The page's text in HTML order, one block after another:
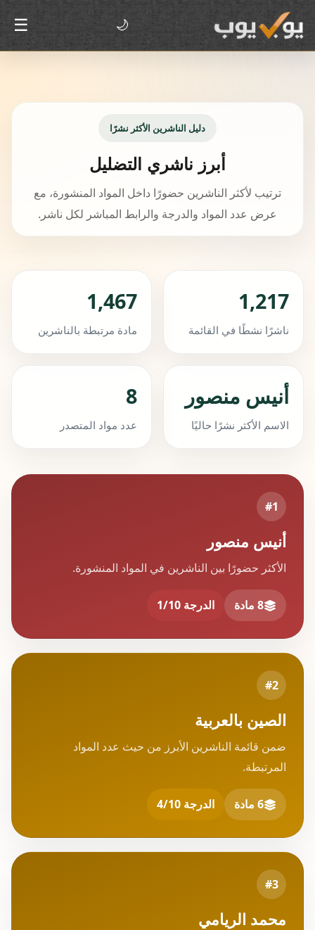
🌙
☰
دليل الناشرين الأكثر نشرًا
أبرز ناشري التضليل
ترتيب لأكثر الناشرين حضورًا داخل المواد المنشورة، مع
عرض عدد المواد والدرجة والرابط المباشر لكل ناشر.
1,217
ناشرًا نشطًا في القائمة
1,467
مادة مرتبطة بالناشرين
أنيس منصور
الاسم الأكثر نشرًا حاليًا
8
عدد مواد المتصدر
#1
أنيس منصور
الأكثر حضورًا بين الناشرين في المواد المنشورة.
8 مادة الدرجة 1/10
#2
الصين بالعربية
ضمن قائمة الناشرين الأبرز من حيث عدد المواد
المرتبطة.
6 مادة الدرجة 4/10
#3
محمد الريامي